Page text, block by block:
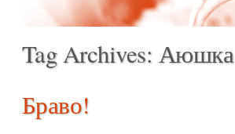
Tag Archives: Аюшка
Браво!